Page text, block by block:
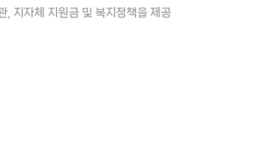
, 지자체 지원금 및 복지정책을 제공